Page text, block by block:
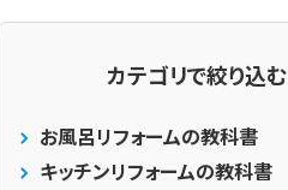
カテゴリで絞り込む
お風呂リフォームの教科書
キッチンリフォームの教科書